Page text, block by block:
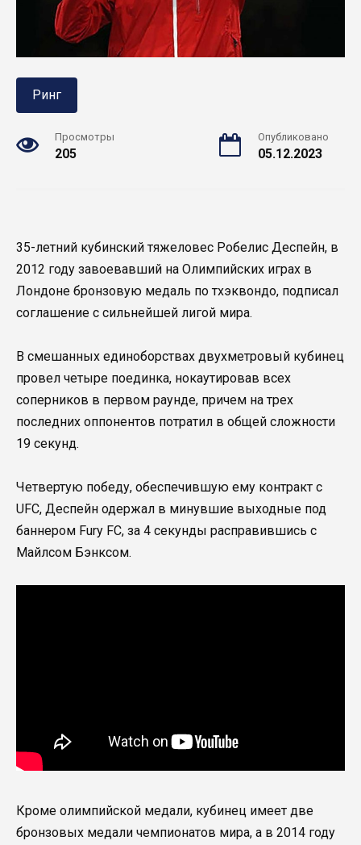
Ринг
Просмотры
205
Опубликовано
05.12.2023
35-летний кубинский тяжеловес Робелис Деспейн, в
2012 году завоевавший на Олимпийских играх в
Лондоне бронзовую медаль по тхэквондо, подписал
соглашение с сильнейшей лигой мира.
В смешанных единоборствах двухметровый кубинец
провел четыре поединка, нокаутировав всех
соперников в первом раунде, причем на трех
последних оппонентов потратил в общей сложности
19 секунд.
Четвертую победу, обеспечившую ему контракт с
UFC, Деспейн одержал в минувшие выходные под
баннером Fury FC, за 4 секунды расправившись с
Майлсом Бэнксом.
Кроме олимпийской медали, кубинец имеет две
бронзовых медали чемпионатов мира, а в 2014 году